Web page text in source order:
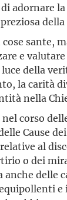
adornare
della
sante,
e
della
la carità
nella
corso
Cause
al
o dei
anche delle